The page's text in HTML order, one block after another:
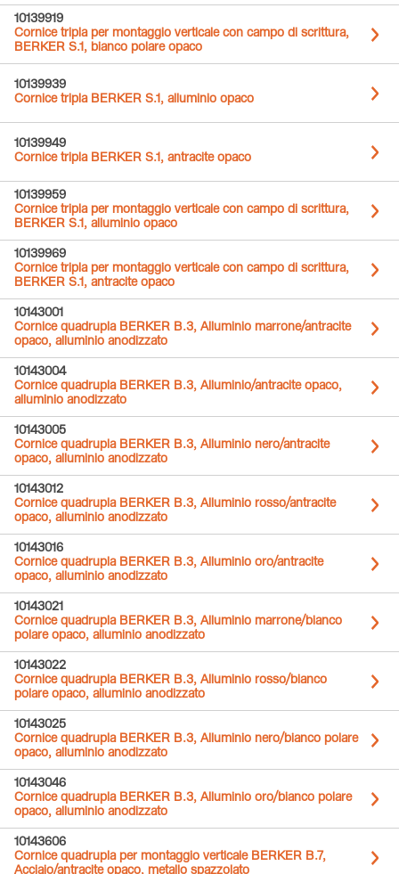
10139919
Cornice tripla per montaggio verticale con campo di scrittura,
BERKER S.1, bianco polare opaco
10139939
Cornice tripla BERKER S.1, alluminio opaco
10139949
Cornice tripla BERKER S.1, antracite opaco
10139959
Cornice tripla per montaggio verticale con campo di scrittura,
BERKER S.1, alluminio opaco
10139969
Cornice tripla per montaggio verticale con campo di scrittura,
BERKER S.1, antracite opaco
10143001
Cornice quadrupla BERKER B.3, Alluminio marrone/antracite
opaco, alluminio anodizzato
10143004
Cornice quadrupla BERKER B.3, Alluminio/antracite opaco,
alluminio anodizzato
10143005
Cornice quadrupla BERKER B.3, Alluminio nero/antracite
opaco, alluminio anodizzato
10143012
Cornice quadrupla BERKER B.3, Alluminio rosso/antracite
opaco, alluminio anodizzato
10143016
Cornice quadrupla BERKER B.3, Alluminio oro/antracite
opaco, alluminio anodizzato
10143021
Cornice quadrupla BERKER B.3, Alluminio marrone/bianco
polare opaco, alluminio anodizzato
10143022
Cornice quadrupla BERKER B.3, Alluminio rosso/bianco
polare opaco, alluminio anodizzato
10143025
Cornice quadrupla BERKER B.3, Alluminio nero/bianco polare
opaco, alluminio anodizzato
10143046
Cornice quadrupla BERKER B.3, Alluminio oro/bianco polare
opaco, alluminio anodizzato
10143606
Cornice quadrupla per montaggio verticale BERKER B.7,
Acciaio/antracite opaco, metallo spazzolato